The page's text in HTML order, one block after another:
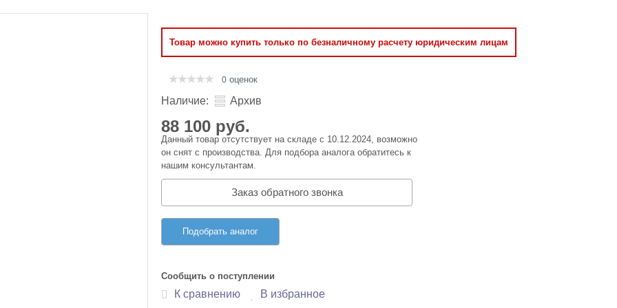
Товар можно купить только по безналичному расчету юридическим лицам
0 оценок
Наличие: Архив
88 100 руб.
Данный товар отсутствует на складе с 10.12.2024, возможно
он снят с производства. Для подбора аналога обратитесь к
нашим консультантам.
Заказ обратного звонка
Подобрать аналог
Сообщить о поступлении
К сравнению В избранное
память